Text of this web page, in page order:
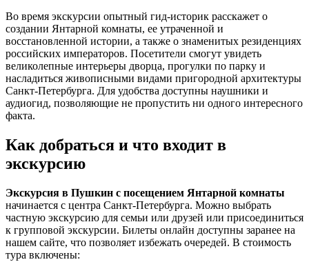
Во время экскурсии опытный гид-историк расскажет о
создании Янтарной комнаты, ее утраченной и
восстановленной истории, а также о знаменитых резиденциях
российских императоров. Посетители смогут увидеть
великолепные интерьеры дворца, прогулки по парку и
насладиться живописными видами пригородной архитектуры
Санкт-Петербурга. Для удобства доступны наушники и
аудиогид, позволяющие не пропустить ни одного интересного
факта.
Как добраться и что входит в
экскурсию
Экскурсия в Пушкин с посещением Янтарной комнаты
начинается с центра Санкт-Петербурга. Можно выбрать
частную экскурсию для семьи или друзей или присоединиться
к групповой экскурсии. Билеты онлайн доступны заранее на
нашем сайте, что позволяет избежать очередей. В стоимость
тура включены: